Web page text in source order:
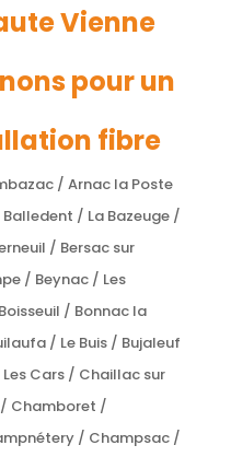
Vienne
pour un
fibre
/ Arnac la Poste
/ La Bazeuge /
/ Bersac sur
/ Beynac / Les
/ Bonnac la
/ Le Buis / Bujaleuf
Cars / Chaillac sur
/ Chamboret /
/ Champsac /